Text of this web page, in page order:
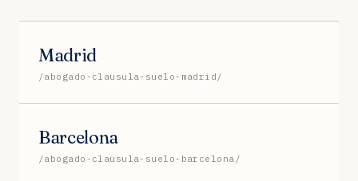
Madrid
/abogado-clausula-suelo-madrid/
Barcelona
/abogado-clausula-suelo-barcelona/